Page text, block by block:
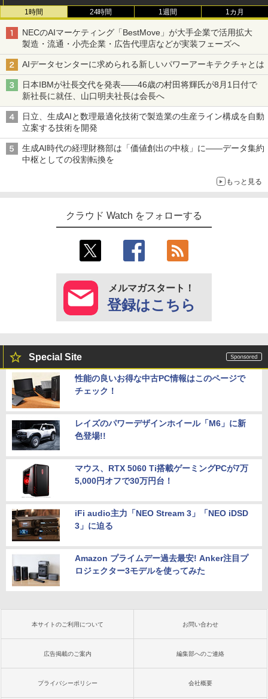
1時間 24時間 1週間 1カ月
NECのAIマーケティング「BestMove」が大手企業で活用拡大
製造・流通・小売企業・広告代理店などが実装フェーズへ
AIデータセンターに求められる新しいパワーアーキテクチャとは
日本IBMが社長交代を発表――46歳の村田将輝氏が8月1日付で
新社長に就任、山口明夫社長は会長へ
日立、生成AIと数理最適化技術で製造業の生産ライン構成を自動
立案する技術を開発
生成AI時代の経理財務部は「価値創出の中核」に――データ集約
中枢としての役割転換を
もっと見る
クラウド Watch をフォローする
メルマガスタート！
登録はこちら
Special Site
性能の良いお得な中古PC情報はこのページで
チェック！
レイズのパワーデザインホイール「M6」に新
色登場!!
マウス、RTX 5060 Ti搭載ゲーミングPCが7万
5,000円オフで30万円台！
iFi audio主力「NEO Stream 3」「NEO iDSD
3」に迫る
Amazon プライムデー過去最安! Anker注目プ
ロジェクター3モデルを使ってみた
本サイトのご利用について お問い合わせ
広告掲載のご案内 編集部へのご連絡
プライバシーポリシー 会社概要